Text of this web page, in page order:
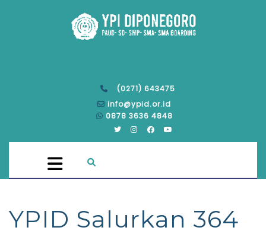
(0271) 643475
info@ypid.or.id
0878 3636 4848
YPID Salurkan 364